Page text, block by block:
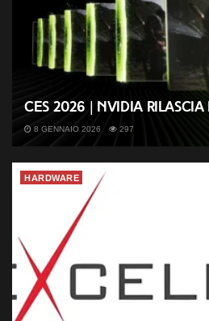
CES 2026 | Nvidia rilascia
8 GENNAIO 2026 297
HARDWARE